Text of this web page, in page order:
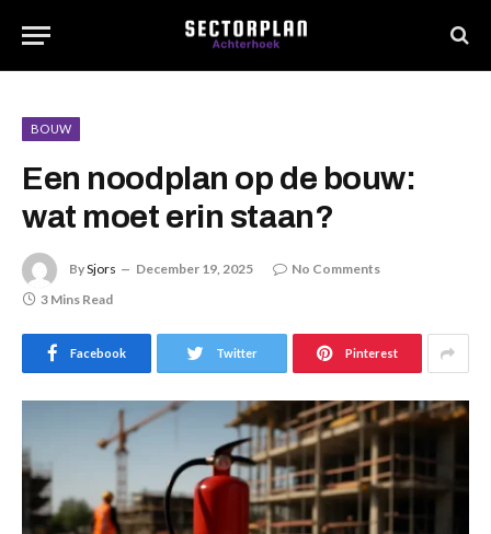
BOUW
Een noodplan op de bouw:
wat moet erin staan?
BySjors December 19, 2025
No Comments
3 Mins Read
Facebook Twitter Pinterest